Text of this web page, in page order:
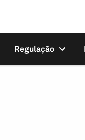
Regulação